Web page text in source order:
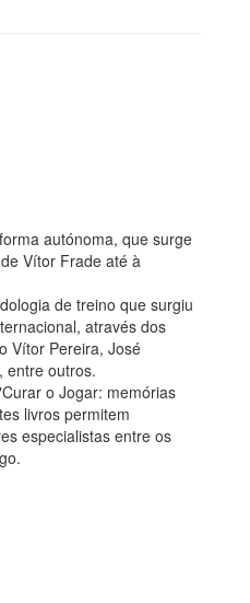
autónoma, que surge
Vítor Frade até à
de treino que surgiu
através dos
Vítor Pereira, José
entre outros.
o Jogar: memórias
livros permitem
especialistas entre os